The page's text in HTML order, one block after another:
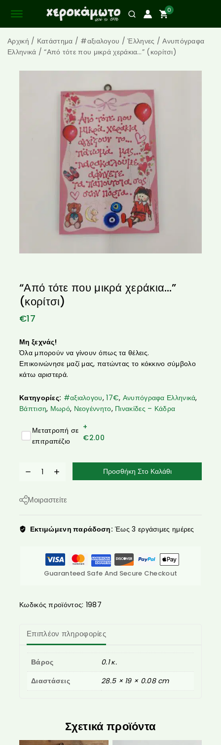
0
Αρχική / Κατάστημα / #αξιαλογου / Έλληνες / Ανυπόγραφα
Ελληνικά / “Από τότε που μικρά χεράκια…” (κορίτσι)
“Από τότε που μικρά χεράκια…”
(κορίτσι)
€17
Μη ξεχνάς!
Όλα μπορούν να γίνουν όπως τα θέλεις.
Επικοινώνησε μαζί μας, πατώντας το κόκκινο σύμβολο
κάτω αριστερά.
Κατηγορίες: #αξιαλογου,17€, Ανυπόγραφα Ελληνικά,
Βάπτιση, Μωρό, Νεογέννητο, Πινακίδες – Κάδρα
Μετατροπή σε
επιτραπέζιο
+
€2.00
Προσθήκη Στο Καλάθι
Μοιραστείτε
Εκτιμώμενη παράδοση: Έως 3 εργάσιμες ημέρες
Guaranteed Safe And Secure Checkout
Κωδικός προϊόντος: 1987
Επιπλέον πληροφορίες
Βάρος
0.1 κ.
Διαστάσεις
28.5 × 19 × 0.08 cm
Σχετικά προϊόντα